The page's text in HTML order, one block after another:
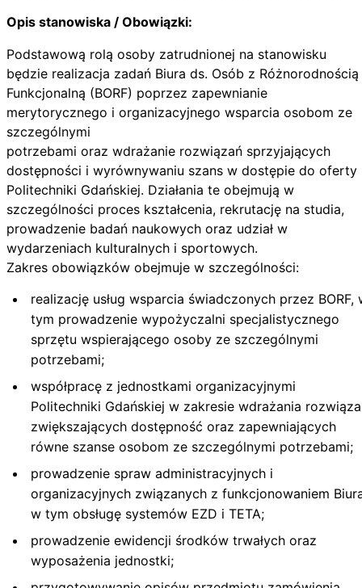
Opis stanowiska / Obowiązki:
Podstawową rolą osoby zatrudnionej na stanowisku
będzie realizacja zadań Biura ds. Osób z Różnorodnością
Funkcjonalną (BORF) poprzez zapewnianie
merytorycznego i organizacyjnego wsparcia osobom ze
szczególnymi
potrzebami oraz wdrażanie rozwiązań sprzyjających
dostępności i wyrównywaniu szans w dostępie do oferty
Politechniki Gdańskiej. Działania te obejmują w
szczególności proces kształcenia, rekrutację na studia,
prowadzenie badań naukowych oraz udział w
wydarzeniach kulturalnych i sportowych.
Zakres obowiązków obejmuje w szczególności:
realizację usług wsparcia świadczonych przez BORF,
tym prowadzenie wypożyczalni specjalistycznego
sprzętu wspierającego osoby ze szczególnymi
potrzebami;
współpracę z jednostkami organizacyjnymi
Politechniki Gdańskiej w zakresie wdrażania
zwiększających dostępność oraz zapewniających
równe szanse osobom ze szczególnymi potrzebami;
prowadzenie spraw administracyjnych i
organizacyjnych związanych z funkcjonowaniem
w tym obsługę systemów EZD i TETA;
prowadzenie ewidencji środków trwałych oraz
wyposażenia jednostki;